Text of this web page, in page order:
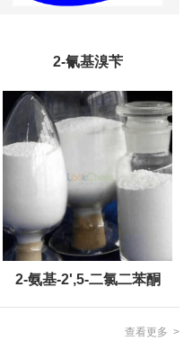
2-氰基溴苄
2-氨基-2',5-二氯二苯酮
查看更多 >